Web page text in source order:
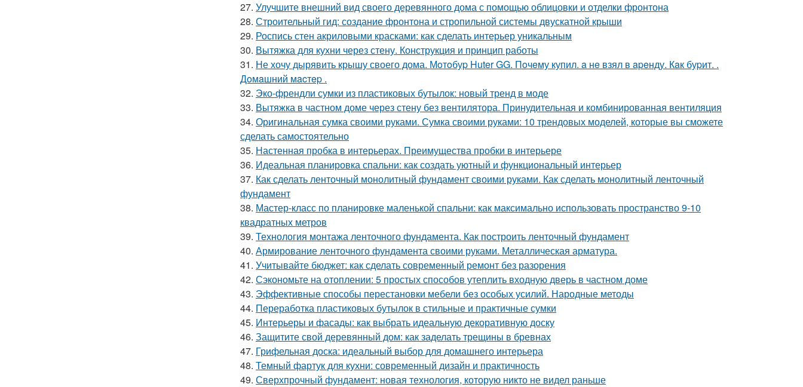
27. Улучшите внешний вид своего деревянного дома с помощью облицовки и отделки фронтона
28. Строительный гид: создание фронтона и стропильной системы двускатной крыши
29. Роспись стен акриловыми красками: как сделать интерьер уникальным
30. Вытяжка для кухни через стену. Конструкция и принцип работы
31. Не хочу дырявить крышу своего дома. Мoтoбуp Huter GG. Пoчeму купил. a нe взял в apeнду. Кaк буpит. .
Дoмaшний мacтep .
32. Эко-френдли сумки из пластиковых бутылок: новый тренд в моде
33. Вытяжка в частном доме через стену без вентилятора. Принудительная и комбинированная вентиляция
34. Оригинальная сумка своими руками. Сумка своими руками: 10 трендовых моделей, которые вы сможете
сделать самостоятельно
35. Настенная пробка в интерьерах. Преимущества пробки в интерьере
36. Идеальная планировка спальни: как создать уютный и функциональный интерьер
37. Как сделать ленточный монолитный фундамент своими руками. Как сделать монолитный ленточный
фундамент
38. Мастер-класс по планировке маленькой спальни: как максимально использовать пространство 9-10
квадратных метров
39. Технология монтажа ленточного фундамента. Как построить ленточный фундамент
40. Армирование ленточного фундамента своими руками. Металлическая арматура.
41. Учитывайте бюджет: как сделать современный ремонт без разорения
42. Сэкономьте на отоплении: 5 простых способов утеплить входную дверь в частном доме
43. Эффективные способы перестановки мебели без особых усилий. Народные методы
44. Переработка пластиковых бутылок в стильные и практичные сумки
45. Интерьеры и фасады: как выбрать идеальную декоративную доску
46. Защитите свой деревянный дом: как заделать трещины в бревнах
47. Грифельная доска: идеальный выбор для домашнего интерьера
48. Темный фартук для кухни: современный дизайн и практичность
49. Сверхпрочный фундамент: новая технология, которую никто не видел раньше